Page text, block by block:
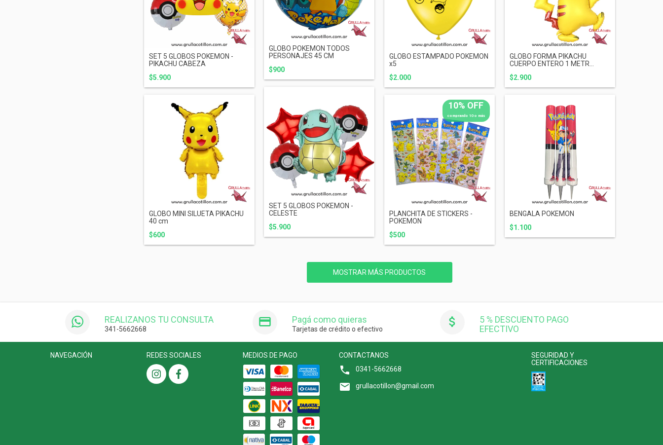
SET 5 GLOBOS POKEMON -
PIKACHU CABEZA
$5.900
GLOBO POKEMON TODOS
PERSONAJES 45 CM
$900
GLOBO ESTAMPADO POKEMON
x5
$2.000
GLOBO FORMA PIKACHU
CUERPO ENTERO 1 METR...
$2.900
GLOBO MINI SILUETA PIKACHU
40 cm
$600
SET 5 GLOBOS POKEMON -
CELESTE
$5.900
10% OFF
comprando 10 o más
PLANCHITA DE STICKERS -
POKEMON
$500
BENGALA POKEMON
$1.100
MOSTRAR MÁS PRODUCTOS
REALIZANOS TU CONSULTA
341-5662668
Pagá como quieras
Tarjetas de crédito o efectivo
5 % DESCUENTO PAGO
EFECTIVO
NAVEGACIÓN REDES SOCIALES MEDIOS DE PAGO
CONTACTANOS
0341-5662668
grullacotillon@gmail.com
SEGURIDAD Y
CERTIFICACIONES